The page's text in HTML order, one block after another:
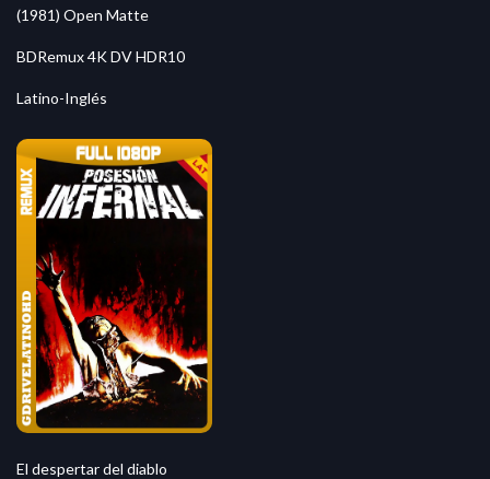
(1981) Open Matte
BDRemux 4K DV HDR10
Latino-Inglés
El despertar del diablo